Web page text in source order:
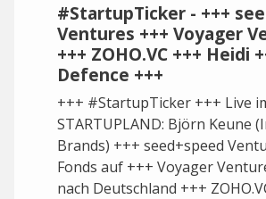
#StartupTicker - +++
Ventures +++ Voyager
+++ ZOHO.VC +++ Heidi
Defence +++
+++ #StartupTicker +++ Live
STARTUPLAND: Björn Keune
Brands) +++ seed+speed
Fonds auf +++ Voyager
nach Deutschland +++